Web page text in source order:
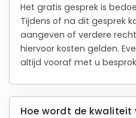
Het gratis gesprek is
Tijdens of na dit gesprek
aangeven of verdere
hiervoor kosten gelden.
altijd vooraf met u
Hoe wordt de